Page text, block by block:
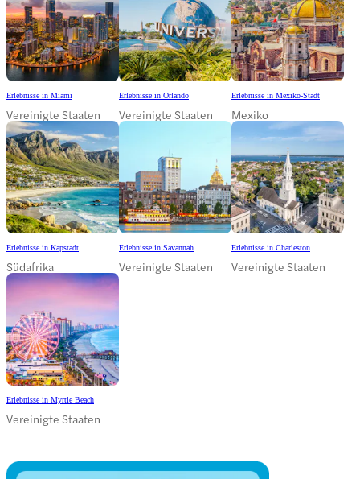
Erlebnisse in Miami
Vereinigte Staaten
Erlebnisse in Orlando
Vereinigte Staaten
Erlebnisse in Mexiko-Stadt
Mexiko
Erlebnisse in Kapstadt
Südafrika
Erlebnisse in Savannah
Vereinigte Staaten
Erlebnisse in Charleston
Vereinigte Staaten
Erlebnisse in Myrtle Beach
Vereinigte Staaten